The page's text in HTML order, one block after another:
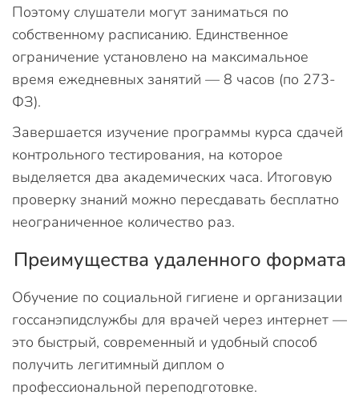
Поэтому слушатели могут заниматься по
собственному расписанию. Единственное
ограничение установлено на максимальное
время ежедневных занятий — 8 часов (по 273-
ФЗ).
Завершается изучение программы курса сдачей
контрольного тестирования, на которое
выделяется два академических часа. Итоговую
проверку знаний можно пересдавать бесплатно
неограниченное количество раз.
Преимущества удаленного формата
Обучение по социальной гигиене и организации
госсанэпидслужбы для врачей через интернет —
это быстрый, современный и удобный способ
получить легитимный диплом о
профессиональной переподготовке.